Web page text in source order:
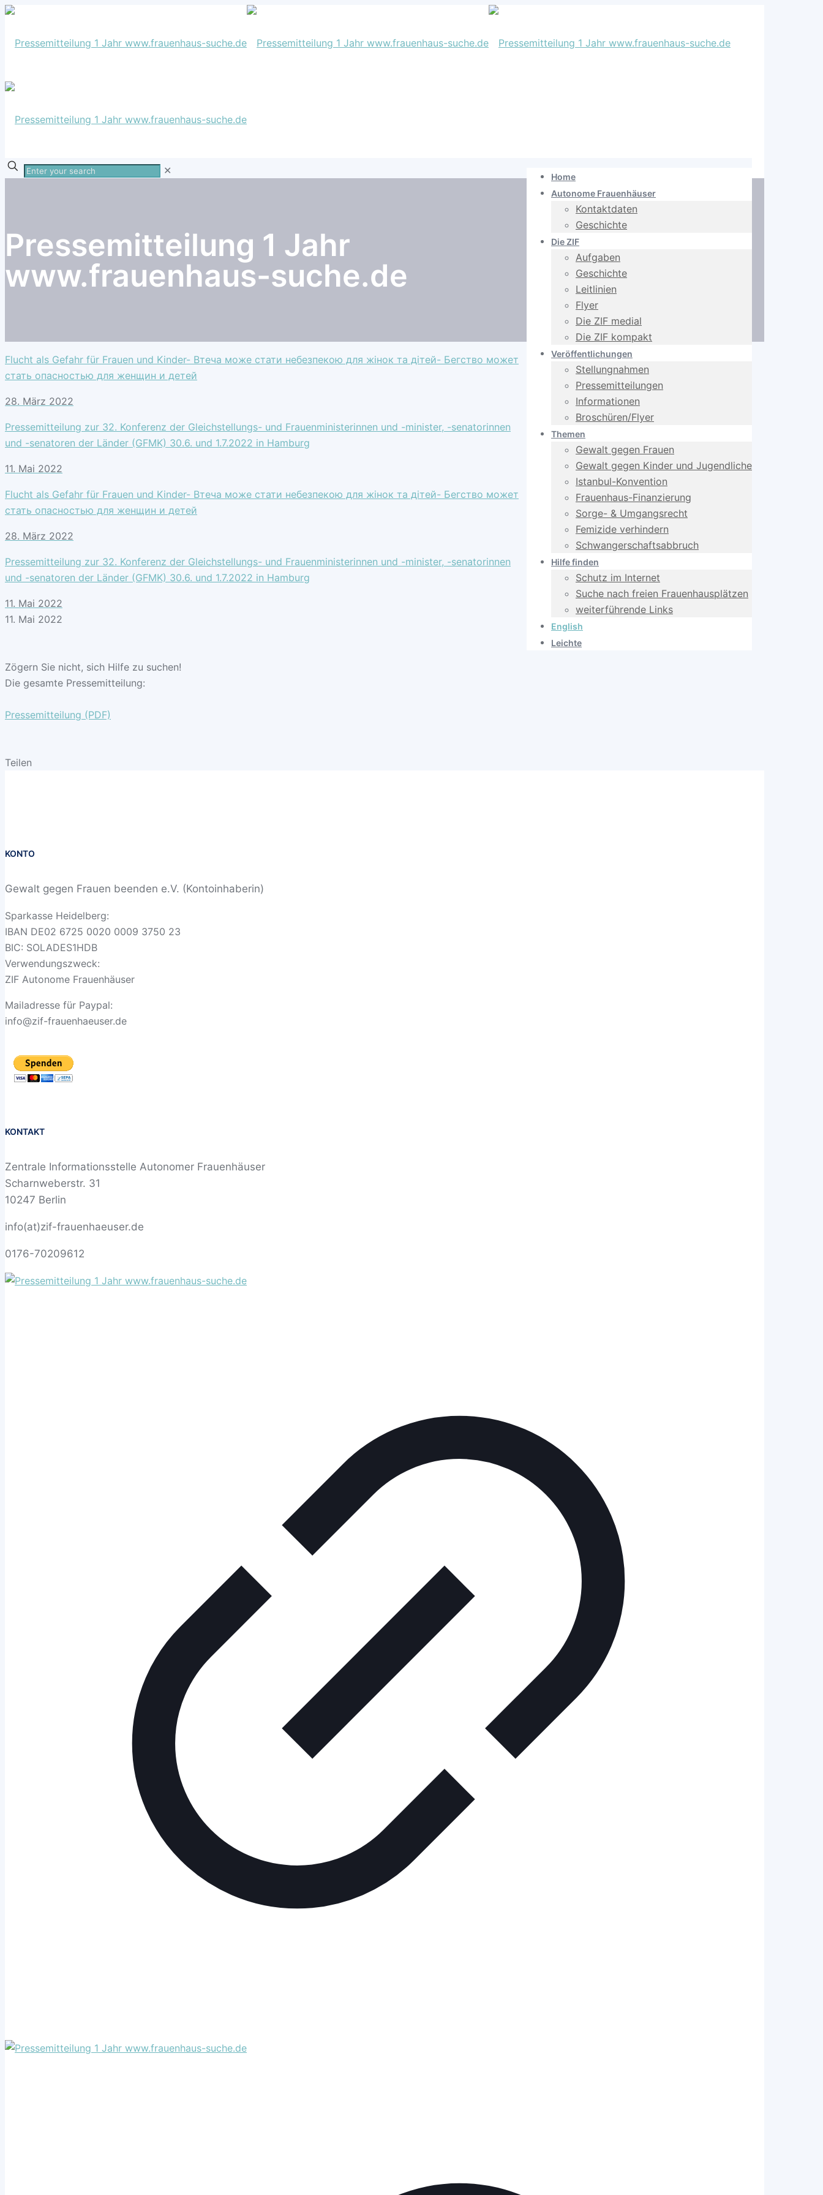
Home
Autonome Frauenhäuser
Kontaktdaten
Geschichte
Die ZIF
Aufgaben
Geschichte
Leitlinien
Flyer
Die ZIF medial
Die ZIF kompakt
Veröffentlichungen
Stellungnahmen
Pressemitteilungen
Informationen
Broschüren/Flyer
Themen
Gewalt gegen Frauen
Gewalt gegen Kinder und Jugendliche
Istanbul-Konvention
Frauenhaus-Finanzierung
Sorge- & Umgangsrecht
Femizide verhindern
Schwangerschafts­abbruch
Hilfe finden
Schutz im Internet
Suche nach freien Frauenhausplätzen
weiterführende Links
English
Leichte
Enter
your
✕
Pressemitteilung 1 Jahr
www.frauenhaus-suche.de
Flucht als Gefahr für Frauen und Kinder- Втеча може стати небезпекою для жiнок та дiтей- Бегство может
стать опасностью для женщин и детей
28. März 2022
Pressemitteilung zur 32. Konferenz der Gleichstellungs- und Frauenministerinnen und -minister, -senatorinnen
und -senatoren der Länder (GFMK) 30.6. und 1.7.2022 in Hamburg
11. Mai 2022
Flucht als Gefahr für Frauen und Kinder- Втеча може стати небезпекою для жiнок та дiтей- Бегство может
стать опасностью для женщин и детей
28. März 2022
Pressemitteilung zur 32. Konferenz der Gleichstellungs- und Frauenministerinnen und -minister, -senatorinnen
und -senatoren der Länder (GFMK) 30.6. und 1.7.2022 in Hamburg
11. Mai 2022
11. Mai 2022
Zögern Sie nicht, sich Hilfe zu suchen!
Die gesamte Pressemitteilung:
Pressemitteilung (PDF)
Teilen
KONTO
Gewalt gegen Frauen beenden e.V. (Kontoinhaberin)
Sparkasse Heidelberg:
IBAN DE02 6725 0020 0009 3750 23
BIC: SOLADES1HDB
Verwendungszweck:
ZIF Autonome Frauenhäuser
Mailadresse für Paypal:
info@zif-frauenhaeuser.de
KONTAKT
Zentrale Informationsstelle Autonomer Frauenhäuser
Scharnweberstr. 31
10247 Berlin
info(at)zif-frauenhaeuser.de
0176-70209612